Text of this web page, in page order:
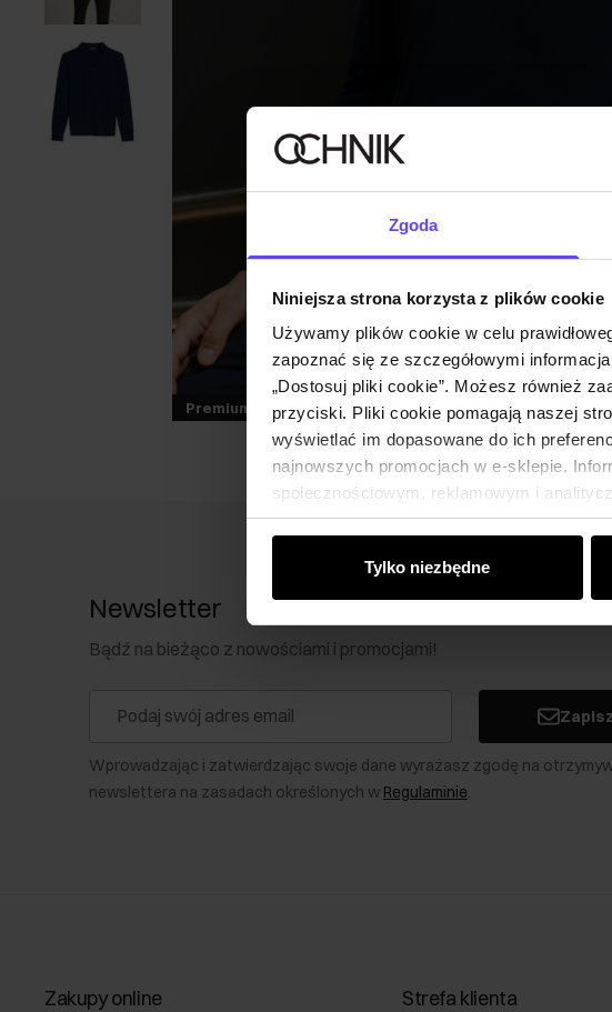
Zgoda
Niniejsza strona korzysta z plików cookie
Używamy plików cookie w celu
zapoznać się ze szczegółowymi
„Dostosuj pliki cookie”. Możesz również
przyciski. Pliki cookie pomagają naszej
wyświetlać im dopasowane do ich
najnowszych promocjach w e-sklepie.
społecznościowym, reklamowym i
od Ciebie lub uzyskanymi podczas
Tylko niezbędne
Premium
Newsletter
Bądź na bieżąco z nowościami i promocjami!
Wprowadzając i zatwierdzając swoje dane wyrażasz zgodę na
newslettera na zasadach określonych w Regulaminie.
Zakupy online Strefa klienta